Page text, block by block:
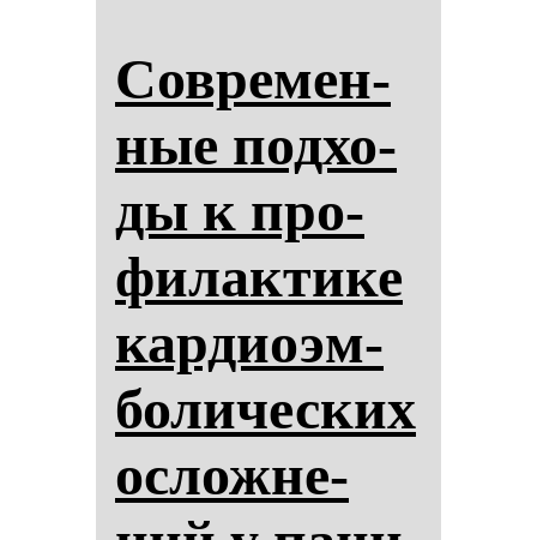
Сов­ре­мен­
ные под­хо­
ды к про­
фи­лак­ти­ке
кар­диоэм­
бо­ли­чес­ких
ос­лож­не­